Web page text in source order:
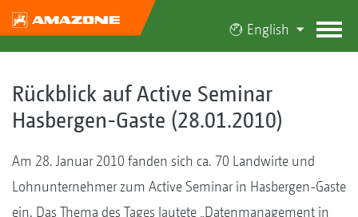
English
Rückblick auf Active Seminar
Hasbergen-Gaste (28.01.2010)
Am 28. Januar 2010 fanden sich ca. 70 Landwirte und
Lohnunternehmer zum Active Seminar in Hasbergen-Gaste
ein. Das Thema des Tages lautete „Datenmanagement in